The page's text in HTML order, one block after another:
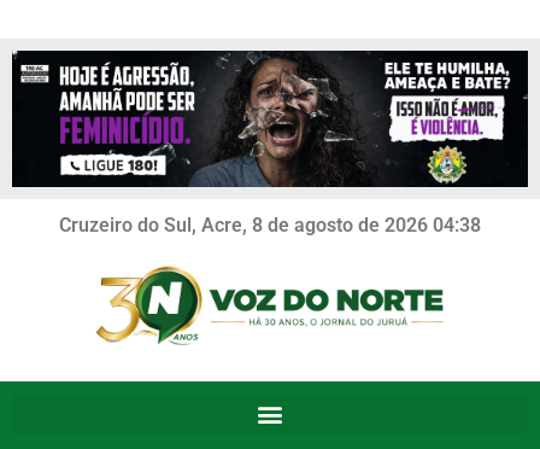
Cruzeiro do Sul, Acre, 8 de agosto de 2026 04:38